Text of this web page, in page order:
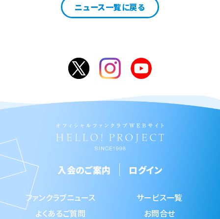
ニュース一覧に戻る
入会のご案内 ログイン
ファンクラブニュース
サービス一覧
よくあるご質問
お問合せ